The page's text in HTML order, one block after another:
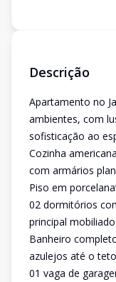
Descrição
Apartamento no
ambientes, com
sofisticação ao
Cozinha
com armários
Piso em
02 dormitórios
principal
Banheiro
azulejos até o
01 vaga de